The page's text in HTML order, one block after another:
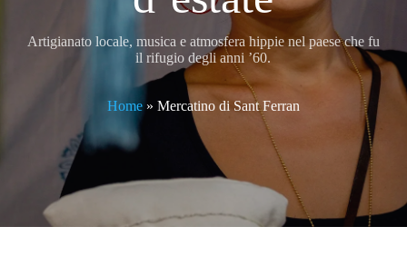
Artigianato locale, musica e atmosfera hippie nel paese che fu
il rifugio degli anni ’60.
Home» Mercatino di Sant Ferran